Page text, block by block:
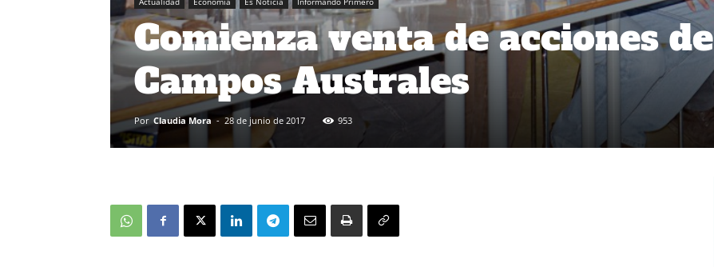
Comienza venta de acciones de
Campos Australes
Por Claudia Mora - 28 de junio de 2017 953